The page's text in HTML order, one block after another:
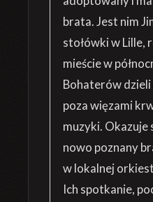
brata. Jest nim
stołówki w Lille,
mieście w
Bohaterów
poza więzami
muzyki. Okazuje
nowo poznany
w lokalnej
Ich spotkanie,